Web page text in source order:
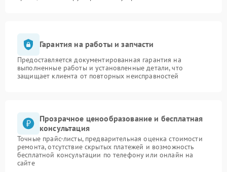
Гарантия на работы и запчасти
Предоставляется документированная гарантия на
выполненные работы и установленные детали, что
защищает клиента от повторных неисправностей
Прозрачное ценообразование и бесплатная
консультация
Точные прайс-листы, предварительная оценка стоимости
ремонта, отсутствие скрытых платежей и возможность
бесплатной консультации по телефону или онлайн на
сайте